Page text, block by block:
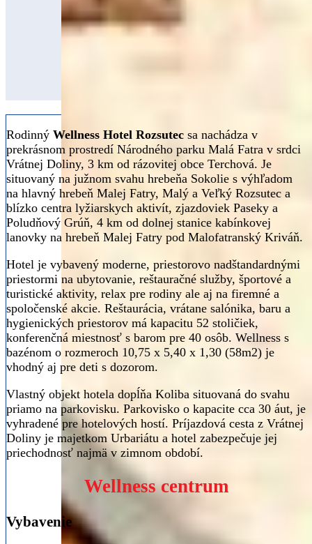
Rodinný Wellness Hotel Rozsutec sa nachádza v
prekrásnom prostredí Národného parku Malá Fatra v srdci
Vrátnej Doliny, 3 km od rázovitej obce Terchová. Je
situovaný na južnom svahu hrebeňa Sokolie s výhľadom
na hlavný hrebeň Malej Fatry, Malý a Veľký Rozsutec a
blízko centra lyžiarskych aktivít, zjazdoviek Paseky a
Poludňový Grúň, 4 km od dolnej stanice kabínkovej
lanovky na hrebeň Malej Fatry pod Malofatranský Kriváň.
Hotel je vybavený moderne, priestorovo nadštandardnými
priestormi na ubytovanie, reštauračné služby, športové a
turistické aktivity, relax pre rodiny ale aj na firemné a
spoločenské akcie. Reštaurácia, vrátane salónika, baru a
hygienických priestorov má kapacitu 52 stoličiek,
konferenčná miestnosť s barom pre 40 osôb. Wellness s
bazénom o rozmeroch 10,75 x 5,40 x 1,30 (58m2) je
vhodný aj pre deti s dozorom.
Vlastný objekt hotela dopĺňa Koliba situovaná do svahu
priamo na parkovisku. Parkovisko o kapacite cca 30 áut, je
vyhradené pre hotelových hostí. Príjazdová cesta z Vrátnej
Doliny je majetkom Urbariátu a hotel zabezpečuje jej
priechodnosť najmä v zimnom období.
Wellness centrum
Vybavenie